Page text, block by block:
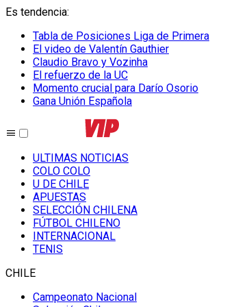
Es tendencia:
Tabla de Posiciones Liga de Primera
El video de Valentín Gauthier
Claudio Bravo y Vozinha
El refuerzo de la UC
Momento crucial para Darío Osorio
Gana Unión Española
ULTIMAS NOTICIAS
COLO COLO
U DE CHILE
APUESTAS
SELECCIÓN CHILENA
FÚTBOL CHILENO
INTERNACIONAL
TENIS
CHILE
Campeonato Nacional